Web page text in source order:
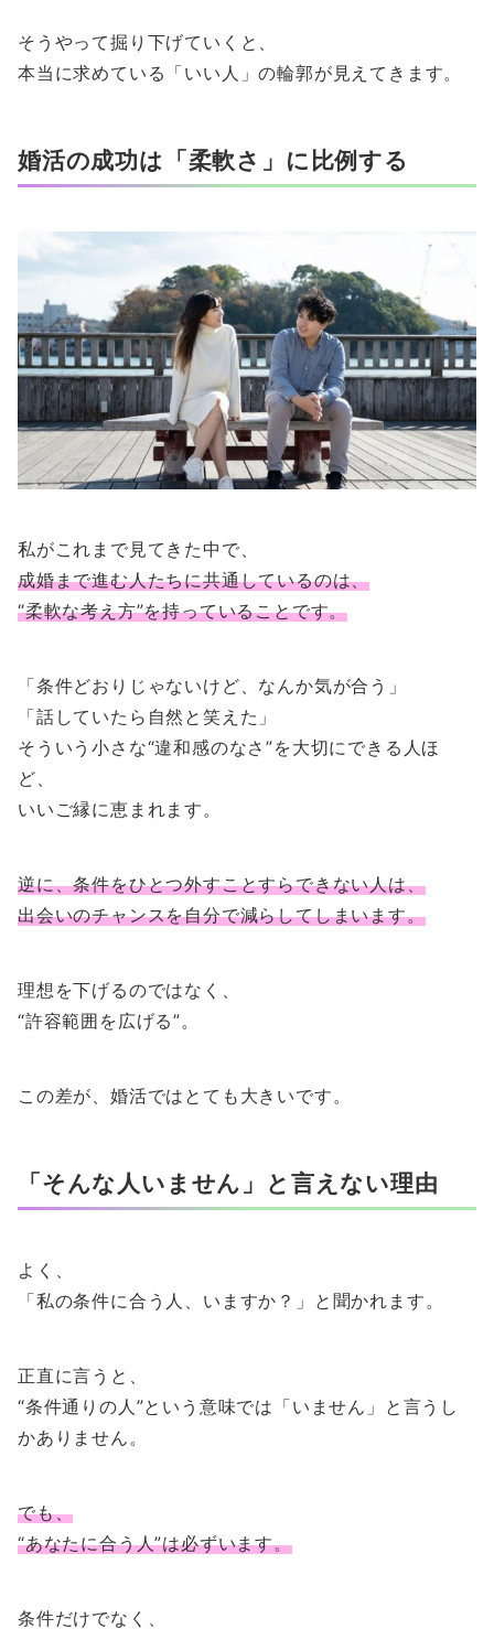
そうやって掘り下げていくと、
本当に求めている「いい人」の輪郭が見えてきます。
婚活の成功は「柔軟さ」に比例する
私がこれまで見てきた中で、
成婚まで進む人たちに共通しているのは、
“柔軟な考え方”を持っていることです。
「条件どおりじゃないけど、なんか気が合う」
「話していたら自然と笑えた」
そういう小さな“違和感のなさ”を大切にできる人ほ
ど、
いいご縁に恵まれます。
逆に、条件をひとつ外すことすらできない人は、
出会いのチャンスを自分で減らしてしまいます。
理想を下げるのではなく、
“許容範囲を広げる”。
この差が、婚活ではとても大きいです。
「そんな人いません」と言えない理由
よく、
「私の条件に合う人、いますか？」と聞かれます。
正直に言うと、
“条件通りの人”という意味では「いません」と言うし
かありません。
でも、
“あなたに合う人”は必ずいます。
条件だけでなく、